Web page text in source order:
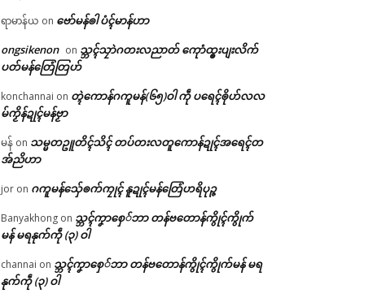
ရာမာန်ယ on ဗော်မန်ၜါ ပံၚ်မာန်ဟာ
ongsikenon on သ္ဘၚ်သၠာဲဂတးလညာတ် ကေုာံထ္ၜးပျးလိက်
ပတ်မန်တြေံတြဟ်
konchannai on တ္ၚဲကောန်ဂကူမန်(၆၅)ဝါ ကဵု ပရေၚ်ၜိုဟ်လလ
မ်ကၟိန်ဍုၚ်မန်ဗၟာ
မန် on သမ္မတဥူတိၚ်သိၚ် တပ်တးလတူကောန်ဍုၚ်အရေၚ်တ
အ်ညိဟာ
jor on ဂကူမန်​သှ်ေၜက်ကၠုၚ် နူဍုၚ်မန်တြေံဟရိပုဉ္ဇ
Banyakhong on သ္ဘၚ်ကၞာစှေ်ဘာ တန်ဗတောန်ကွိုၚ်ကွိုက်
မန် မရနုက်ကဵု (၃) ဝါ
channai on သ္ဘၚ်ကၞာစှေ်ဘာ တန်ဗတောန်ကွိုၚ်ကွိုက်မန် မရ
နုက်ကဵု (၃) ဝါ